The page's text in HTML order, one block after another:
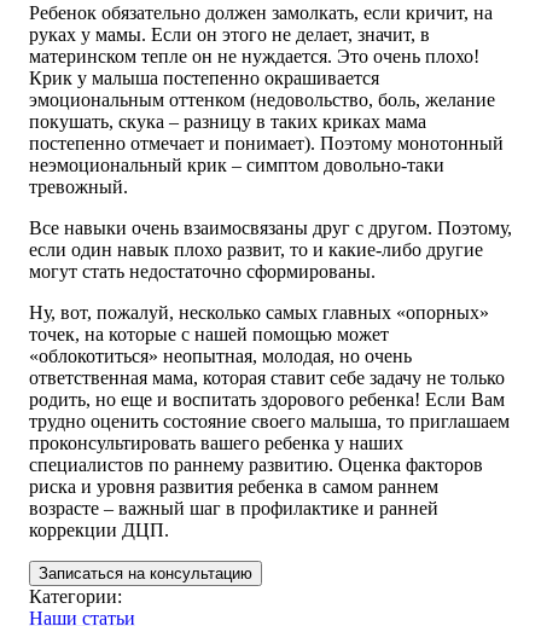
Ребенок обязательно должен замолкать, если кричит, на
руках у мамы. Если он этого не делает, значит, в
материнском тепле он не нуждается. Это очень плохо!
Крик у малыша постепенно окрашивается
эмоциональным оттенком (недовольство, боль, желание
покушать, скука – разницу в таких криках мама
постепенно отмечает и понимает). Поэтому монотонный
неэмоциональный крик – симптом довольно-таки
тревожный.
Все навыки очень взаимосвязаны друг с другом. Поэтому,
если один навык плохо развит, то и какие-либо другие
могут стать недостаточно сформированы.
Ну, вот, пожалуй, несколько самых главных «опорных»
точек, на которые с нашей помощью может
«облокотиться» неопытная, молодая, но очень
ответственная мама, которая ставит себе задачу не только
родить, но еще и воспитать здорового ребенка! Если Вам
трудно оценить состояние своего малыша, то приглашаем
проконсультировать вашего ребенка у наших
специалистов по раннему развитию. Оценка факторов
риска и уровня развития ребенка в самом раннем
возрасте – важный шаг в профилактике и ранней
коррекции ДЦП.
Записаться на консультацию
Категории:
Наши статьи